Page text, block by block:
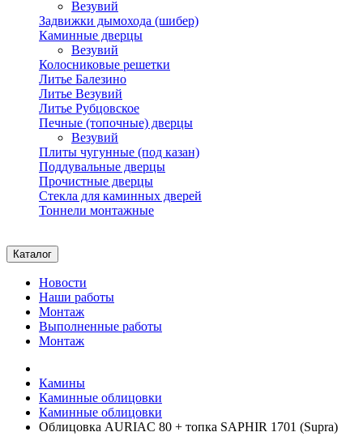
Везувий
Задвижки дымохода (шибер)
Каминные дверцы
Везувий
Колосниковые решетки
Литье Балезино
Литье Везувий
Литье Рубцовское
Печные (топочные) дверцы
Везувий
Плиты чугунные (под казан)
Поддувальные дверцы
Прочистные дверцы
Стекла для каминных дверей
Тоннели монтажные
Каталог
Новости
Наши работы
Монтаж
Выполненные работы
Монтаж
Камины
Каминные облицовки
Каминные облицовки
Облицовка AURIAC 80 + топка SAPHIR 1701 (Supra)